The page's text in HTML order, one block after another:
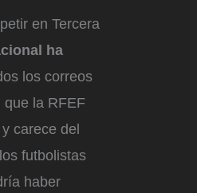
en Tercera
ha
los correos
que la RFEF
carece del
futbolistas
haber